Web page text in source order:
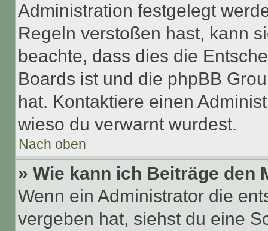
Administration festgelegt
Regeln verstoßen hast, kann
beachte, dass dies die
Boards ist und die phpBB
hat. Kontaktiere einen
wieso du verwarnt wurdest.
Nach oben
» Wie kann ich Beiträge den
Wenn ein Administrator die
vergeben hat, siehst du eine